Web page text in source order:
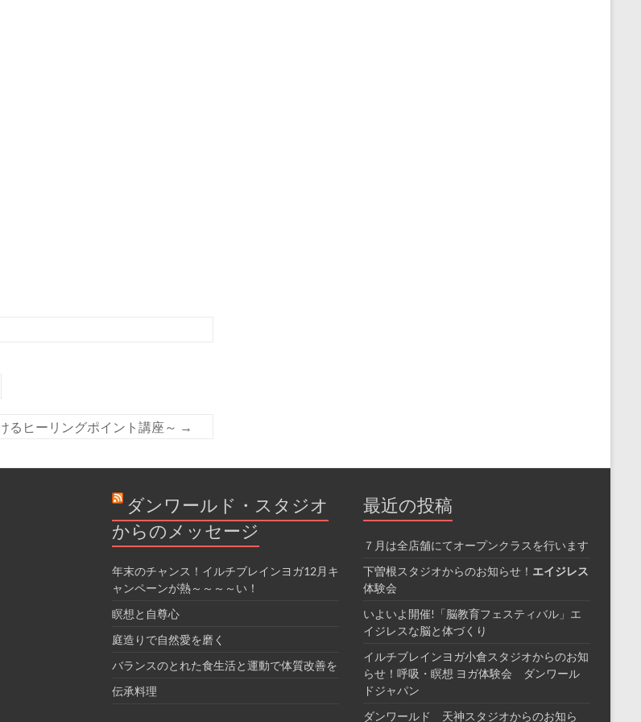
るヒーリングポイント講座～ →
ダンワールド・スタジオ
からのメッセージ
年末のチャンス！イルチブレインヨガ12月キ
ャンペーンが熱～～～～い！
瞑想と自尊心
庭造りで自然愛を磨く
バランスのとれた食生活と運動で体質改善を
伝承料理
最近の投稿
７月は全店舗にてオープンクラスを行います
下曽根スタジオからのお知らせ！ エイジレス
体験会
いよいよ開催!「脳教育フェスティバル」エ
イジレスな脳と体づくり
イルチブレインヨガ小倉スタジオからのお知
らせ！呼吸・瞑想 ヨガ体験会 ダンワール
ドジャパン
ダンワールド 天神スタジオからのお知ら